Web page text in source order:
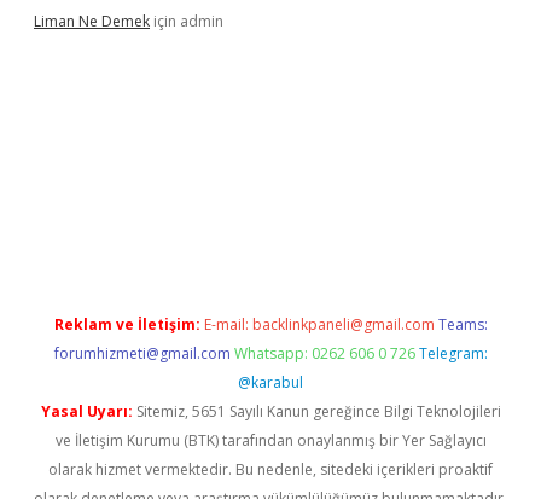
Liman Ne Demek için admin
Reklam ve İletişim: E-mail: backlinkpaneli@gmail.com Teams:
forumhizmeti@gmail.com Whatsapp: 0262 606 0 726 Telegram:
@karabul
Yasal Uyarı: Sitemiz, 5651 Sayılı Kanun gereğince Bilgi Teknolojileri
ve İletişim Kurumu (BTK) tarafından onaylanmış bir Yer Sağlayıcı
olarak hizmet vermektedir. Bu nedenle, sitedeki içerikleri proaktif